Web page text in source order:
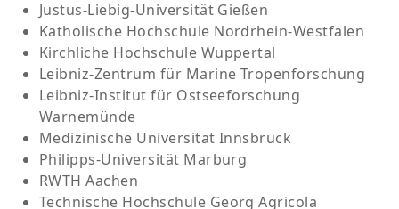
Justus-Liebig-Universität Gießen
Katholische Hochschule Nordrhein-Westfalen
Kirchliche Hochschule Wuppertal
Leibniz-Zentrum für Marine Tropenforschung
Leibniz-Institut für Ostseeforschung
Warnemünde
Medizinische Universität Innsbruck
Philipps-Universität Marburg
RWTH Aachen
Technische Hochschule Georg Agricola